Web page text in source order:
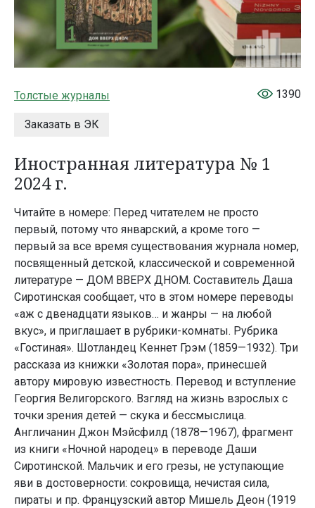
Толстые журналы
Заказать в ЭК
1390
Иностранная литература № 1
2024 г.
Читайте в номере: Перед читателем не просто
первый, потому что январский, а кроме того —
первый за все время существования журнала номер,
посвященный детской, классической и современной
литературе — ДОМ ВВЕРХ ДНОМ. Составитель Даша
Сиротинская сообщает, что в этом номере переводы
«аж с двенадцати языков… и жанры — на любой
вкус», и приглашает в рубрики-комнаты. Рубрика
«Гостиная». Шотландец Кеннет Грэм (1859—1932). Три
рассказа из книжки «Золотая пора», принесшей
автору мировую известность. Перевод и вступление
Георгия Велигорского. Взгляд на жизнь взрослых с
точки зрения детей — скука и бессмыслица.
Англичанин Джон Мэйсфилд (1878—1967), фрагмент
из книги «Ночной народец» в переводе Даши
Сиротинской. Мальчик и его грезы, не уступающие
яви в достоверности: сокровища, нечистая сила,
пираты и пр. Французский автор Мишель Деон (1919